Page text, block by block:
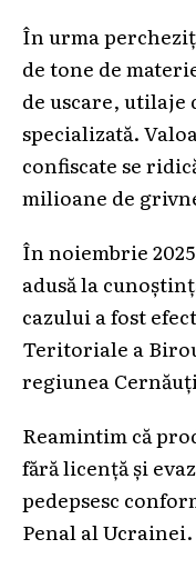
În urma
de tone de
de uscare, utilaje
specializată.
confiscate se
milioane de
În noiembrie
adusă la
cazului a fost
Teritoriale a
regiunea
Reamintim că
fără licență și
pedepsesc
Penal al Ucrainei.